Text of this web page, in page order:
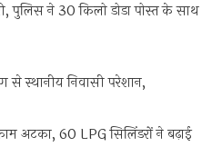
पुलिस ने 30 किलो डोडा पोस्त के साथ
से स्थानीय निवासी परेशान,
अटका, 60 LPG सिलिंडरों ने बढ़ाई